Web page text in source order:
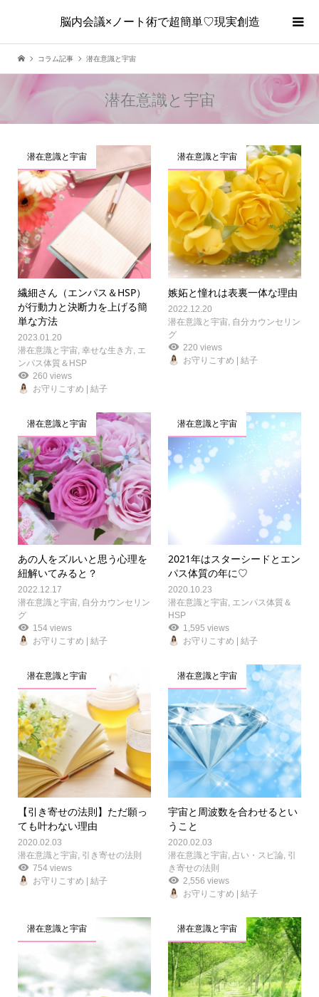
脳内会議×ノート術で超簡単♡現実創造
コラム記事 潜在意識と宇宙
潜在意識と宇宙
潜在意識と宇宙
繊細さん（エンパス＆HSP）
が行動力と決断力を上げる簡
単な方法
2023.01.20
潜在意識と宇宙, 幸せな生き方
エ
ンパス体質＆HSP
260 views
お守りこすめ | 結子
潜在意識と宇宙
嫉妬と憧れは表裏一体な理由
2022.12.20
潜在意識と宇宙 自分カウンセリン
グ
220 views
お守りこすめ | 結子
潜在意識と宇宙
あの人をズルいと思う心理を
紐解いてみると？
2022.12.17
潜在意識と宇宙, 自分カウンセリン
グ
154 views
お守りこすめ | 結子
潜在意識と宇宙
2021年はスターシードとエン
パス体質の年に♡
2020.10.23
潜在意識と宇宙, エンパス体質＆
HSP
1,595 views
お守りこすめ | 結子
潜在意識と宇宙
【引き寄せの法則】ただ願っ
ても叶わない理由
2020.02.03
潜在意識と宇宙, 引き寄せの法則
754 views
お守りこすめ | 結子
潜在意識と宇宙
宇宙と周波数を合わせるとい
うこと
2020.02.03
潜在意識と宇宙,占い・スピ論, 引
き寄せの法則
2,556 views
お守りこすめ | 結子
潜在意識と宇宙 潜在意識と宇宙